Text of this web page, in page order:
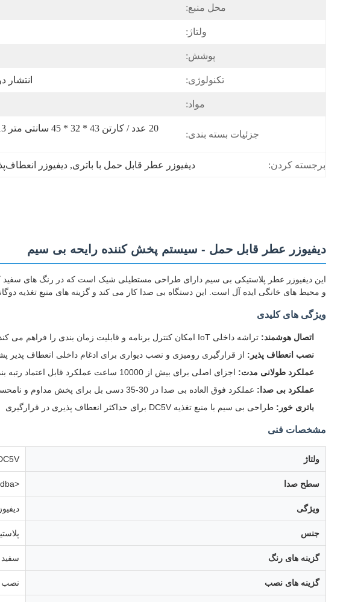
محل منبع:
ولتاژ:
پوشش:
تکنولوژی: انتشار
مواد:
جزئیات بسته بندی:
برجسته کردن: دیفیوزر عطر قابل حمل با باتری, دیفیوزر انعطاف‌پذیر با باتری
دیفیوزر عطر قابل حمل - سیستم پخش کننده رایحه بی سیم
این دیفیوزر عطر پلاستیکی بی سیم دارای طراحی مستطیلی شیک است که در رنگ های سفید
و محیط های خانگی ایده آل است. این دستگاه بی صدا کار می کند و گزینه های منبع تغذیه
ویژگی های کلیدی
اتصال هوشمند: تراشه داخلی IoT امکان کنترل برنامه و قابلیت زمان بندی را فراهم می کند
نصب انعطاف پذیر: از قرارگیری رومیزی و نصب دیواری برای ادغام داخلی انعطاف پذیر
عملکرد طولانی مدت: اجزای اصلی برای بیش از 10000 ساعت عملکرد قابل اعتماد رتبه بندی شده اند
عملکرد بی صدا: عملکرد فوق العاده بی صدا در 30-35 دسی بل برای پخش مداوم و نامحسوس عطر
باتری خور: طراحی بی سیم با منبع تغذیه DC5V برای حداکثر انعطاف پذیری در قرارگیری
مشخصات فنی
ولتاژ
سطح صدا <35dba
ویژگی
جنس
گزینه های رنگ
گزینه های نصب نصب